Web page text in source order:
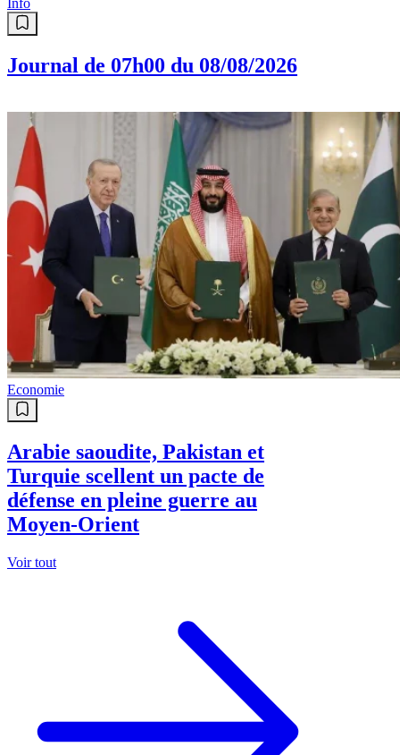
Info
Journal de 07h00 du 08/08/2026
Economie
Arabie saoudite, Pakistan et
Turquie scellent un pacte de
défense en pleine guerre au
Moyen-Orient
Voir tout